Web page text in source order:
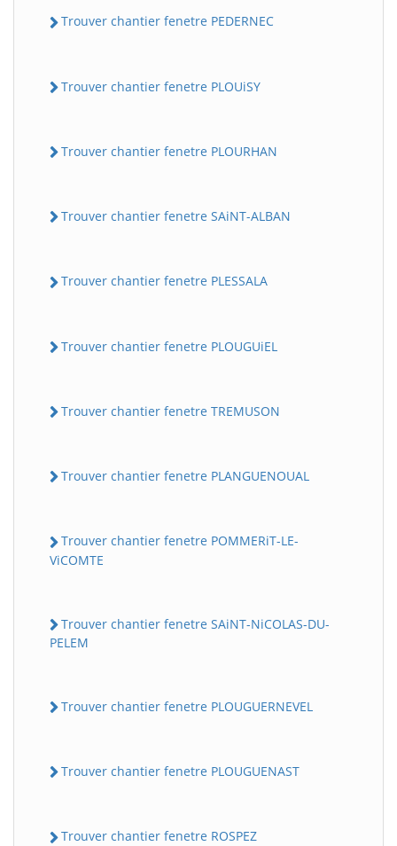
Trouver chantier fenetre PEDERNEC
Trouver chantier fenetre PLOUiSY
Trouver chantier fenetre PLOURHAN
Trouver chantier fenetre SAiNT-ALBAN
Trouver chantier fenetre PLESSALA
Trouver chantier fenetre PLOUGUiEL
Trouver chantier fenetre TREMUSON
Trouver chantier fenetre PLANGUENOUAL
Trouver chantier fenetre POMMERiT-LE-
ViCOMTE
Trouver chantier fenetre SAiNT-NiCOLAS-DU-
PELEM
Trouver chantier fenetre PLOUGUERNEVEL
Trouver chantier fenetre PLOUGUENAST
Trouver chantier fenetre ROSPEZ